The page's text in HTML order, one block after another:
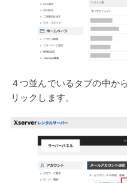
４つ並んでいるタブの中か
リックします。